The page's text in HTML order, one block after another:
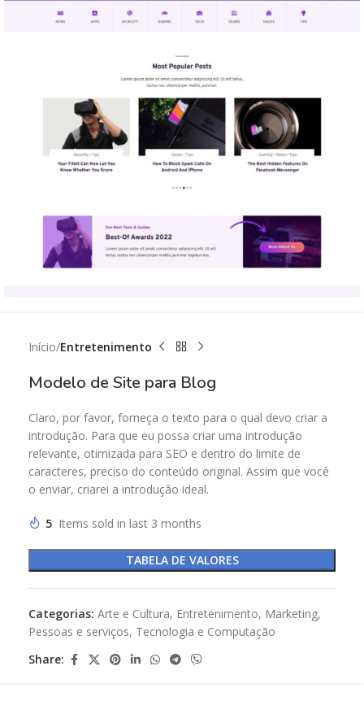
Início Entretenimento
Modelo de Site para Blog
Claro, por favor, forneça o texto para o qual devo criar a
introdução. Para que eu possa criar uma introdução
relevante, otimizada para SEO e dentro do limite de
caracteres, preciso do conteúdo original. Assim que você
o enviar, criarei a introdução ideal.
5 Items sold in last 3 months
TABELA DE VALORES
Categorias: Arte e Cultura, Entretenimento, Marketing,
Pessoas e serviços, Tecnologia e Computação
Share: